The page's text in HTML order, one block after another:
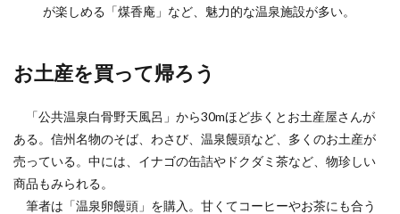
が楽しめる「煤香庵」など、魅力的な温泉施設が多い。
お土産を買って帰ろう
「公共温泉白骨野天風呂」から30mほど歩くとお土産屋さんが
ある。信州名物のそば、わさび、温泉饅頭など、多くのお土産が
売っている。中には、イナゴの缶詰やドクダミ茶など、物珍しい
商品もみられる。
筆者は「温泉卵饅頭」を購入。甘くてコーヒーやお茶にも合う